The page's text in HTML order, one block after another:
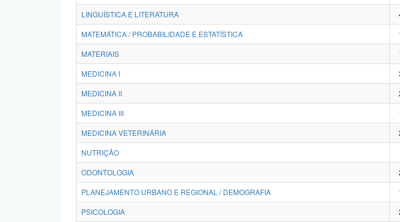
LINGUÍSTICA E LITERATURA
MATEMÁTICA / PROBABILIDADE E ESTATÍSTICA
MATERIAIS
MEDICINA I
MEDICINA II
MEDICINA III
MEDICINA VETERINÁRIA
NUTRIÇÃO
ODONTOLOGIA
PLANEJAMENTO URBANO E REGIONAL / DEMOGRAFIA
PSICOLOGIA